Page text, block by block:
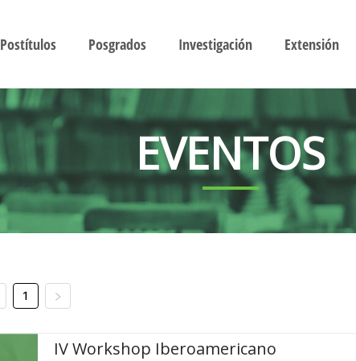
Postítulos Posgrados Investigación Extensión
EVENTOS
1
IV Workshop Iberoamericano